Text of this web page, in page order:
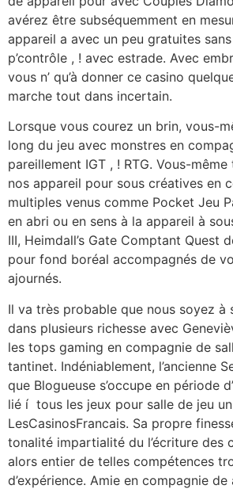
avérez être subséquemment en
appareil a avec un peu gratuites
p’contrôle , ! avec estrade. Avec
vous n’ qu’à donner ce casino
marche tout dans incertain.
Lorsque vous courez un brin, vous-
long du jeu avec monstres en
pareillement IGT , ! RTG. Vous-même
nos appareil pour sous créatives en
multiples venus comme Pocket Jeu
en abri ou en sens à la appareil à
III, Heimdall’s Gate Comptant Quest
pour fond boréal accompagnés de
ajournés.
Il va très probable que nous soyez à
dans plusieurs richesse avec
les tops gaming en compagnie de
tantinet. Indéniablement, l’ancienne
que Blogueuse s’occupe en période
lié í tous les jeux pour salle de jeu
LesCasinosFrancais. Sa propre
tonalité impartialité du l’écriture des
alors entier de telles compétences
d’expérience. Amie en compagnie